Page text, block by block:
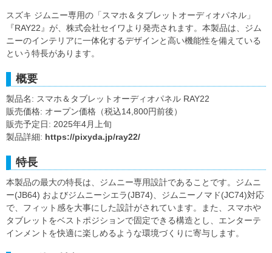
スズキ ジムニー専用の「スマホ＆タブレットオーディオパネル」
『RAY22』が、株式会社セイワより発売されます。本製品は、ジム
ニーのインテリアに一体化するデザインと高い機能性を備えている
という特長があります。
概要
製品名: スマホ＆タブレットオーディオパネル RAY22
販売価格: オープン価格（税込14,800円前後）
販売予定日: 2025年4月上旬
製品詳細: https://pixyda.jp/ray22/
特長
本製品の最大の特長は、ジムニー専用設計であることです。ジムニ
ー(JB64) およびジムニーシエラ(JB74)、ジムニーノマド(JC74)対応
で、フィット感を大事にした設計がされています。また、スマホや
タブレットをベストポジションで固定できる構造とし、エンターテ
インメントを快適に楽しめるような環境づくりに寄与します。